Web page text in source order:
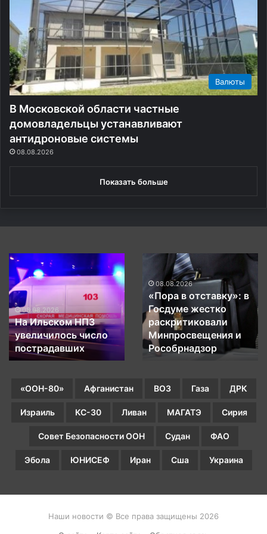
Валюты
В Московской области частные
домовладельцы устанавливают
антидроновые системы
08.08.2026
Показать больше
На
Ильском
НПЗ
увеличилось
число
пострадавших
08.08.2026
На Ильском НПЗ
увеличилось число
пострадавших
отставку»:
Госдуме
жестко
раскритиковали
Минпросвещения
08.08.2026
«Пора в отставку»: в
Госдуме жестко
раскритиковали
Минпросвещения и
Рособрнадзор
«ООН-80» Афганистан ВОЗ Газа ДРК
Израиль КС-30 Ливан МАГАТЭ Сирия
Совет Безопасности ООН Судан ФАО
Эбола ЮНИСЕФ Иран Сша Украина
Наши новости © Все права защищены 2026